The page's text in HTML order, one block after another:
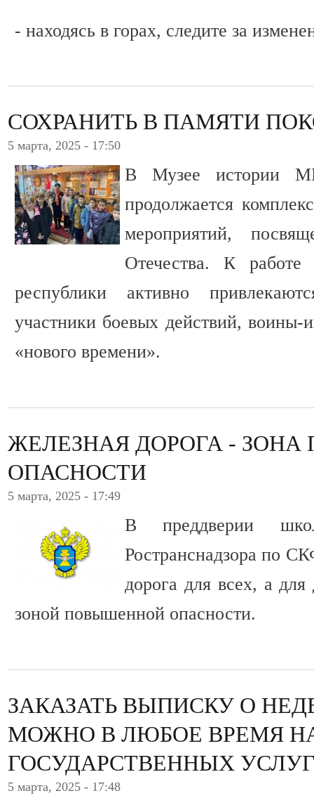
- находясь в горах, следите за
СОХРАНИТЬ В ПАМЯТИ
5 марта, 2025 - 17:50
В Музее истории
продолжается
мероприятий,
Отечества. К
республики активно
участники боевых действий, воины-
«нового времени».
ЖЕЛЕЗНАЯ ДОРОГА -
ОПАСНОСТИ
5 марта, 2025 - 17:49
В преддверии
Ространснадзора по
дорога для всех, а для
зоной повышенной опасности.
ЗАКАЗАТЬ ВЫПИСКУ О
МОЖНО В ЛЮБОЕ ВРЕМЯ
ГОСУДАРСТВЕННЫХ
5 марта, 2025 - 17:48